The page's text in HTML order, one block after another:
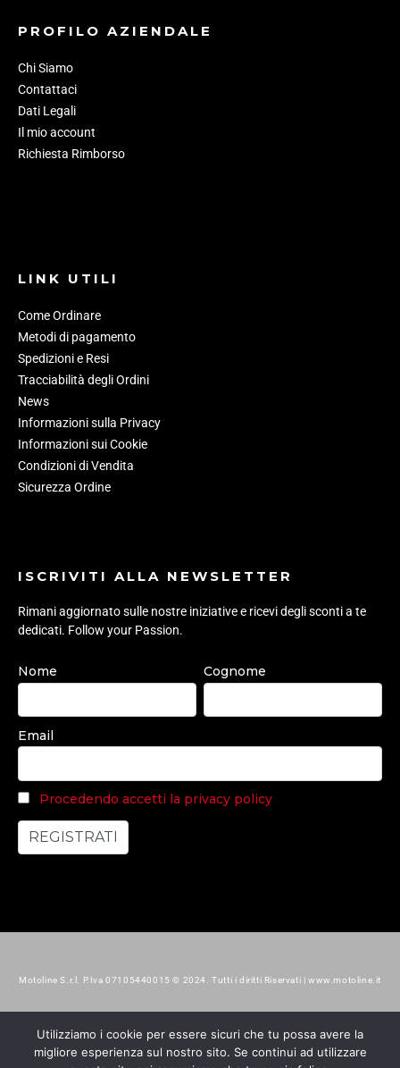
PROFILO AZIENDALE
Chi Siamo
Contattaci
Dati Legali
Il mio account
Richiesta Rimborso
LINK UTILI
Come Ordinare
Metodi di pagamento
Spedizioni e Resi
Tracciabilità degli Ordini
News
Informazioni sulla Privacy
Informazioni sui Cookie
Condizioni di Vendita
Sicurezza Ordine
ISCRIVITI ALLA NEWSLETTER
Rimani aggiornato sulle nostre iniziative e ricevi degli sconti a te
dedicati. Follow your Passion.
Nome Cognome
Email
Procedendo accetti la privacy policy
Motoline S.r.l. P.Iva 07105440015 © 2024. Tutti i diritti Riservati | www.motoline.it
Utilizziamo i cookie per essere sicuri che tu possa avere la
migliore esperienza sul nostro sito. Se continui ad utilizzare